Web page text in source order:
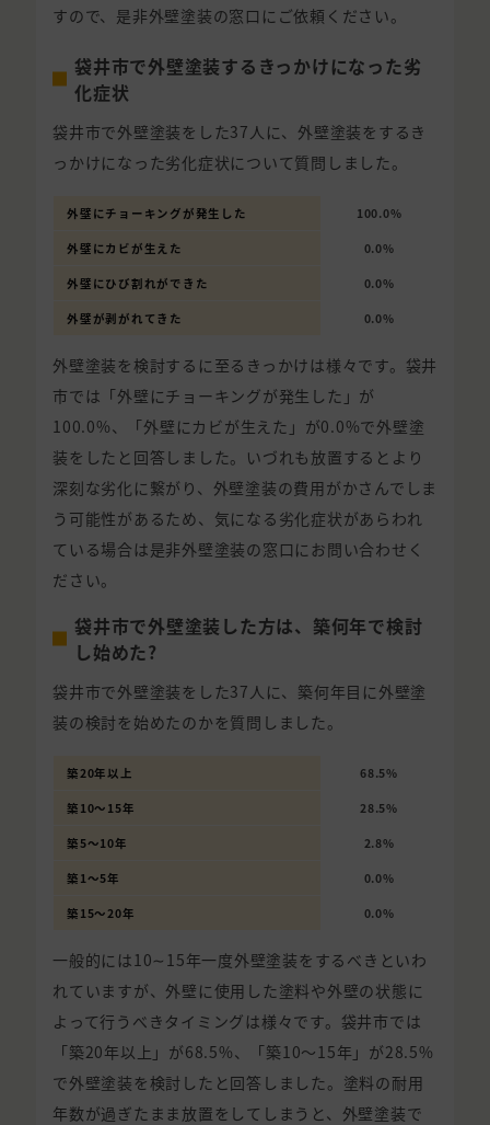
すので、是非外壁塗装の窓口にご依頼ください。
袋井市で外壁塗装するきっかけになった劣
化症状
袋井市で外壁塗装をした37人に、外壁塗装をするき
っかけになった劣化症状について質問しました。
外壁にチョーキングが発生した 100.0%
外壁にカビが生えた 0.0%
外壁にひび割れができた 0.0%
外壁が剥がれてきた 0.0%
外壁塗装を検討するに至るきっかけは様々です。袋井
市では「外壁にチョーキングが発生した」が
100.0%、「外壁にカビが生えた」が0.0%で外壁塗
装をしたと回答しました。いづれも放置するとより
深刻な劣化に繋がり、外壁塗装の費用がかさんでしま
う可能性があるため、気になる劣化症状があらわれ
ている場合は是非外壁塗装の窓口にお問い合わせく
ださい。
袋井市で外壁塗装した方は、築何年で検討
し始めた?
袋井市で外壁塗装をした37人に、築何年目に外壁塗
装の検討を始めたのかを質問しました。
築20年以上 68.5%
築10〜15年 28.5%
築5〜10年 2.8%
築1〜5年 0.0%
築15〜20年 0.0%
一般的には10∼15年一度外壁塗装をするべきといわ
れていますが、外壁に使用した塗料や外壁の状態に
よって行うべきタイミングは様々です。袋井市では
「築20年以上」が68.5%、「築10〜15年」が28.5%
で外壁塗装を検討したと回答しました。塗料の耐用
年数が過ぎたまま放置をしてしまうと、外壁塗装で